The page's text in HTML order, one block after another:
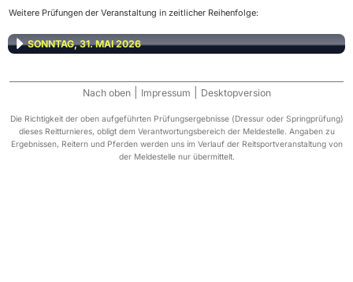
Weitere Prüfungen der Veranstaltung in zeitlicher Reihenfolge:
SONNTAG, 31. MAI 2026
Nach oben Impressum Desktopversion
Die Richtigkeit der oben aufgeführten Prüfungsergebnisse (Dressur oder Springprüfung)
dieses Reitturnieres, obligt dem Verantwortungsbereich der Meldestelle. Angaben zu
Ergebnissen, Reitern und Pferden werden uns im Verlauf der Reitsportveranstaltung von
der Meldestelle nur übermittelt.